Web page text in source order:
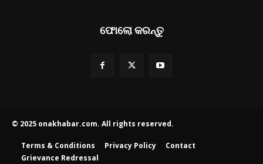
ଫୋଲୋ କରନ୍ତୁ
© 2025 onakhabar.com. All rights reserved.
Terms & Conditions Privacy Policy
Contact
Grievance Redressal